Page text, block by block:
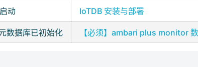
动 IoTDB 安装与部署
数据库已初始化 【必须】ambari plus monitor